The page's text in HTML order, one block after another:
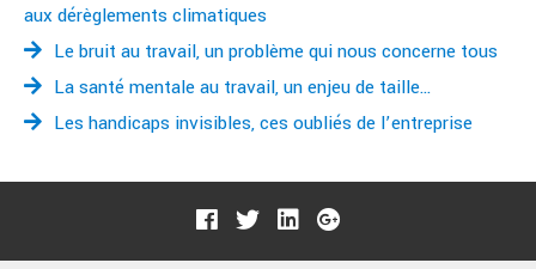
aux dérèglements climatiques
Le bruit au travail, un problème qui nous concerne tous
La santé mentale au travail, un enjeu de taille…
Les handicaps invisibles, ces oubliés de l’entreprise